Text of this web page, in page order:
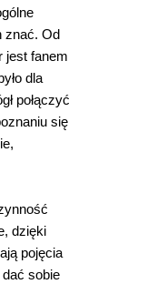
znać. Od
jest fanem
dla
połączyć
się
dzięki
pojęcia
sobie